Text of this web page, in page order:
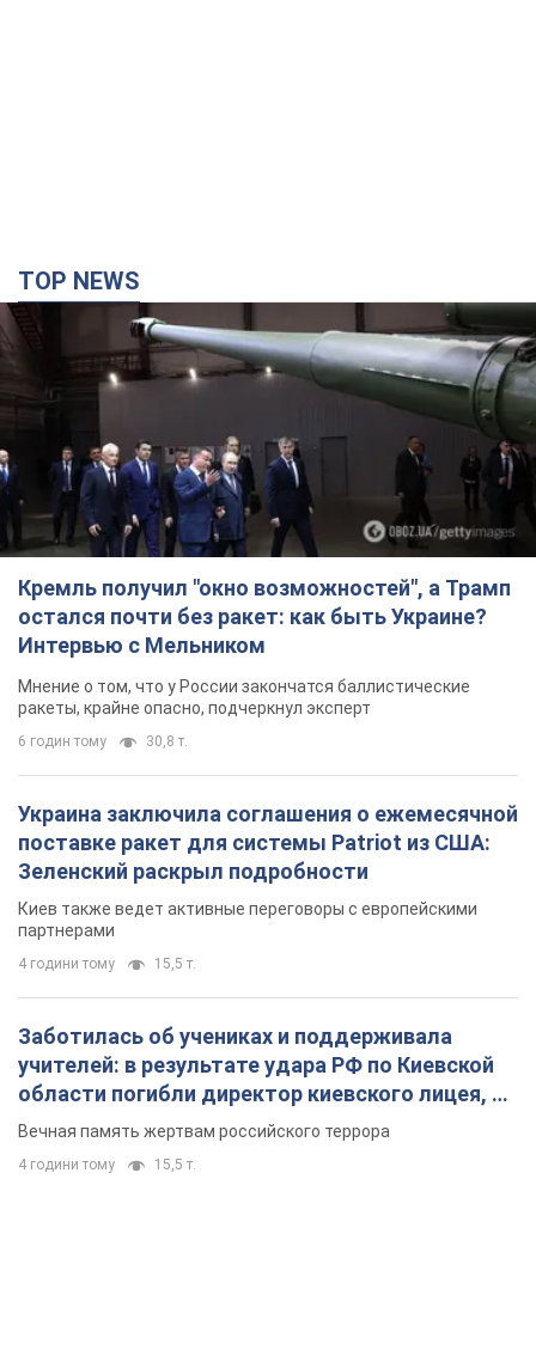
TOP NEWS
Кремль получил "окно возможностей", а Трамп
остался почти без ракет: как быть Украине?
Интервью с Мельником
Мнение о том, что у России закончатся баллистические
ракеты, крайне опасно, подчеркнул эксперт
6 годин тому 30,8 т.
Украина заключила соглашения о ежемесячной
поставке ракет для системы Patriot из США:
Зеленский раскрыл подробности
Киев также ведет активные переговоры с европейскими
партнерами
4 години тому 15,5 т.
Заботилась об учениках и поддерживала
учителей: в результате удара РФ по Киевской
области погибли директор киевского лицея, её
муж и внук
Вечная память жертвам российского террора
4 години тому 15,5 т.